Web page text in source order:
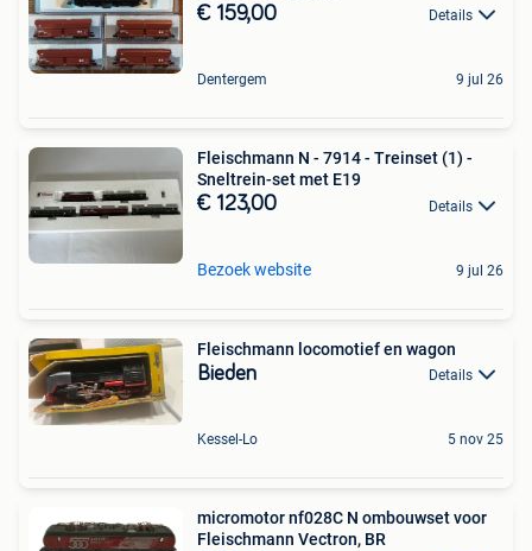
€ 159,00 Details
Dentergem 9 jul 26
Fleischmann N - 7914 - Treinset (1) -
Sneltrein-set met E19
€ 123,00 Details
Bezoek website 9 jul 26
Fleischmann locomotief en wagon
Bieden Details
Kessel-Lo 5 nov 25
micromotor nf028C N ombouwset voor
Fleischmann Vectron, BR